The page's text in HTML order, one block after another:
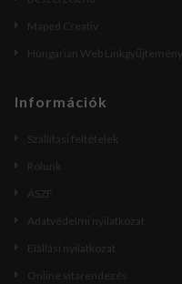
Maped Creativ
Hungarian Web Linkgyűjtemény
Információk
Szállítási feltételek
Rólunk
ÁSZF
Adatvédelmi nyilatkozat
Elállási nyilatkozat
Online vitarendezés